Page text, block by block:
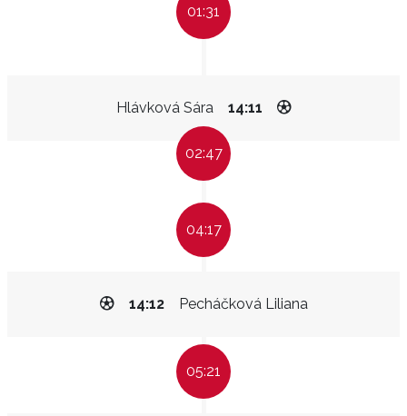
01:31
Hlávková Sára 14:11
02:47
04:17
Pecháčková Liliana
14:12
05:21